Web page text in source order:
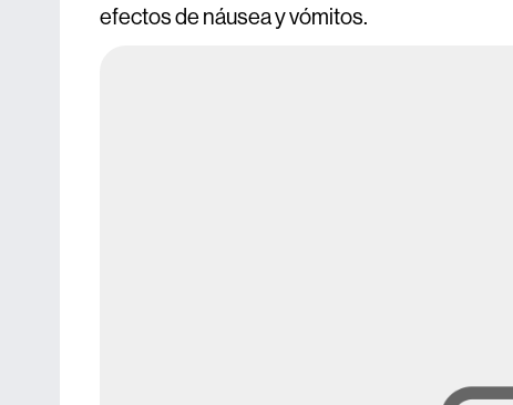
efectos de náusea y vómitos.